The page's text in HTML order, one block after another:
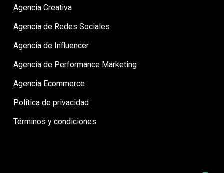
Agencia Creativa
Agencia de Redes Sociales
Agencia de Influencer
Agencia de Performance Marketing
Agencia Ecommerce
Política de privacidad
Términos y condiciones